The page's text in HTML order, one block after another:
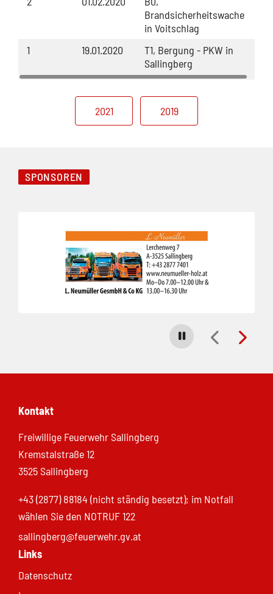
Brandsicherheitswache
in Voitschlag
1
19.01.2020
T1, Bergung - PKW in
Sallingberg
2021 2019
SPONSOREN
Carousel stoppen
Kontakt
Freiwillige Feuerwehr Sallingberg
Kremstalstraße 12
3525 Sallingberg
+43 (2877) 88184 (nicht ständig besetzt); im Notfall
wählen Sie den NOTRUF 122
sallingberg@feuerwehr.gv.at
Links
Datenschutz